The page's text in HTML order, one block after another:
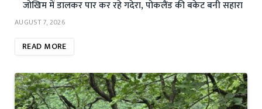
जोखिम में डालकर पार कर रहे गदेरा, पोकलैंड की बकेट बनी सहारा
AUGUST 7, 2026
READ MORE